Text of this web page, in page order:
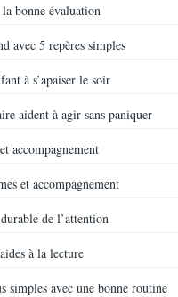
bonne évaluation
avec 5 repères simples
à s’apaiser le soir
aident à agir sans paniquer
accompagnement
et accompagnement
de l’attention
à la lecture
simples avec une bonne routine